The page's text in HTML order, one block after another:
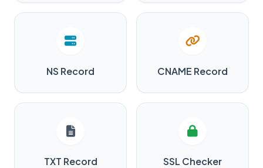
NS Record CNAME Record
TXT Record SSL Checker